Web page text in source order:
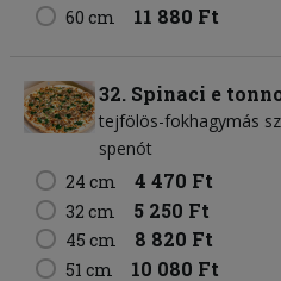
60 cm 11 880 Ft
32. Spinaci e
tejfölös-fokhagymás
spenót
24 cm
4 470 Ft
32 cm 5 250 Ft
45 cm 8 820 Ft
51 cm 10 080 Ft